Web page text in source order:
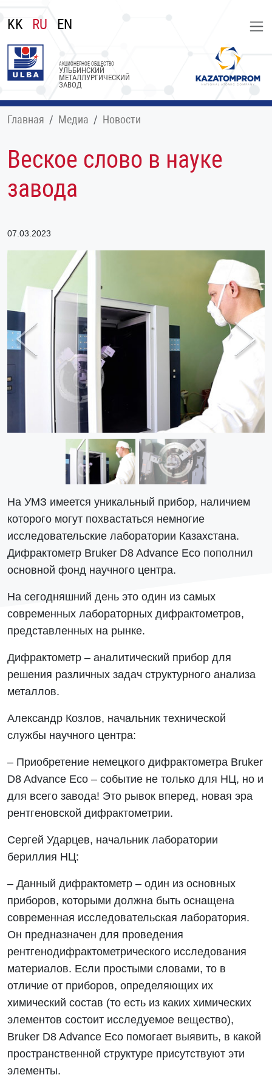
KK RU EN
УЛЬБИНСКИЙ
МЕТАЛЛУРГИЧЕСКИЙ
ЗАВОД
АКЦИОНЕРНОЕ ОБЩЕСТВО
Главная Медиа Новости
Веское слово в науке
завода
07.03.2023
Previous Next
На УМЗ имеется уникальный прибор, наличием
которого могут похвастаться немногие
исследовательские лаборатории Казахстана.
Дифрактометр Bruker D8 Advance Eco пополнил
основной фонд научного центра.
На сегодняшний день это один из самых
современных лабораторных дифрактометров,
представленных на рынке.
Дифрактометр – аналитический прибор для
решения различных задач структурного анализа
металлов.
Александр Козлов, начальник технической
службы научного центра:
– Приобретение немецкого дифрактометра Bruker
D8 Advance Eco – событие не только для НЦ, но и
для всего завода! Это рывок вперед, новая эра
рентгеновской дифрактометрии.
Сергей Ударцев, начальник лаборатории
бериллия НЦ:
– Данный дифрактометр – один из основных
приборов, которыми должна быть оснащена
современная исследовательская лаборатория.
Он предназначен для проведения
рентгенодифрактометрического исследования
материалов. Если простыми словами, то в
отличие от приборов, определяющих их
химический состав (то есть из каких химических
элементов состоит исследуемое вещество),
Bruker D8 Advance Eco помогает выявить, в какой
пространственной структуре присутствуют эти
элементы.